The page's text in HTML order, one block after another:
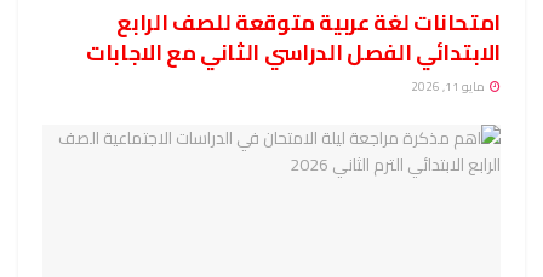
امتحانات لغة عربية متوقعة للصف الرابع
الابتدائي الفصل الدراسي الثاني مع الاجابات
مايو 11, 2026